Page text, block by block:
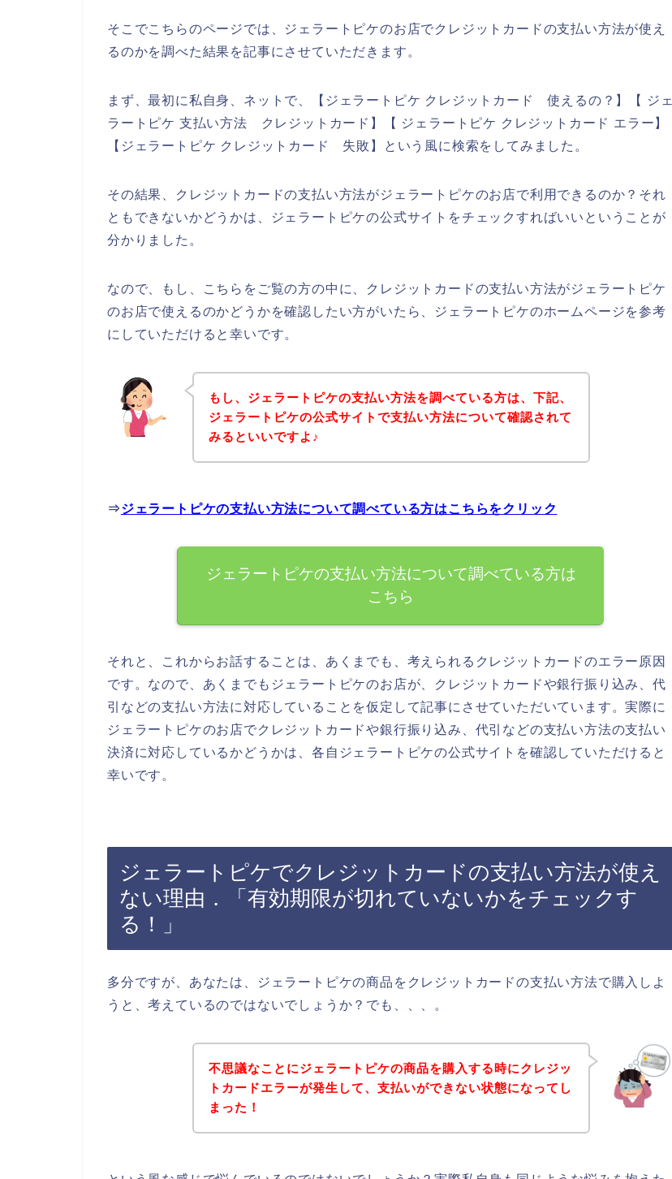
そこでこちらのページでは、ジェラートピケのお店でクレジットカードの支払い方法が使え
るのかを調べた結果を記事にさせていただきます。
まず、最初に私自身、ネットで、【ジェラートピケ クレジットカード 使えるの？】【 ジェ
ラートピケ 支払い方法 クレジットカード】【 ジェラートピケ クレジットカード エラー】
【ジェラートピケ クレジットカード 失敗】という風に検索をしてみました。
その結果、クレジットカードの支払い方法がジェラートピケのお店で利用できるのか？それ
ともできないかどうかは、ジェラートピケの公式サイトをチェックすればいいということが
分かりました。
なので、もし、こちらをご覧の方の中に、クレジットカードの支払い方法がジェラートピケ
のお店で使えるのかどうかを確認したい方がいたら、ジェラートピケのホームページを参考
にしていただけると幸いです。
もし、ジェラートピケの支払い方法を調べている方は、下記、
ジェラートピケの公式サイトで支払い方法について確認されて
みるといいですよ♪
⇒ジェラートピケの支払い方法について調べている方はこちらをクリック
ジェラートピケの支払い方法について調べている方は
こちら
それと、これからお話することは、あくまでも、考えられるクレジットカードのエラー原因
です。なので、あくまでもジェラートピケのお店が、クレジットカードや銀行振り込み、代
引などの支払い方法に対応していることを仮定して記事にさせていただいています。実際に
ジェラートピケのお店でクレジットカードや銀行振り込み、代引などの支払い方法の支払い
決済に対応しているかどうかは、各自ジェラートピケの公式サイトを確認していただけると
幸いです。
ジェラートピケでクレジットカードの支払い方法が使え
ない理由．「有効期限が切れていないかをチェックす
る！」
多分ですが、あなたは、ジェラートピケの商品をクレジットカードの支払い方法で購入しよ
うと、考えているのではないでしょうか？でも、、、。
不思議なことにジェラートピケの商品を購入する時にクレジッ
トカードエラーが発生して、支払いができない状態になってし
まった！